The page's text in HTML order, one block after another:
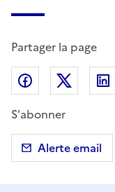
Partager la page
Partager sur
S'abonner
Alerte email